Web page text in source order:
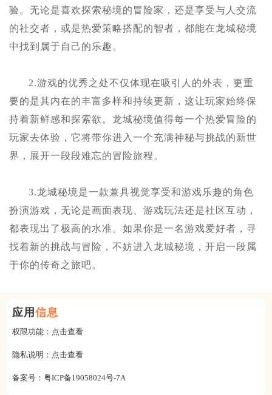
验。无论是喜欢探索秘境的冒险家，还是享受与人交流
的社交者，或是热爱策略搭配的智者，都能在龙城秘境
中找到属于自己的乐趣。
2.游戏的优秀之处不仅体现在吸引人的外表，更重
要的是其内在的丰富多样和持续更新，这让玩家始终保
持着新鲜感和探索欲。龙城秘境值得每一个热爱冒险的
玩家去体验，它将带你进入一个充满神秘与挑战的新世
界，展开一段段难忘的冒险旅程。
3.龙城秘境是一款兼具视觉享受和游戏乐趣的角色
扮演游戏，无论是画面表现、游戏玩法还是社区互动，
都表现出了极高的水准。如果你是一名游戏爱好者，寻
找着新的挑战与冒险，不妨进入龙城秘境，开启一段属
于你的传奇之旅吧。
应用 信息
权限功能： 点击查看
隐私说明： 点击查看
备案号： 粤ICP备19058024号-7A